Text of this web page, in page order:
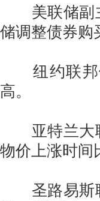
美联储副主
储调整债券购
纽约联邦
高。
亚特兰大联
物价上涨时间
圣路易斯联